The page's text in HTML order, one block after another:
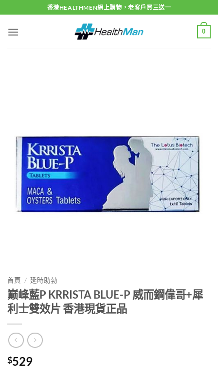
to
content
香港HEALTHMEN網上購物，老客戶買三送一
0
首頁 / 延時助勃
巅峰藍P KRRISTA BLUE-P 威而鋼偉哥+犀
利士雙效片 香港現貨正品
$529